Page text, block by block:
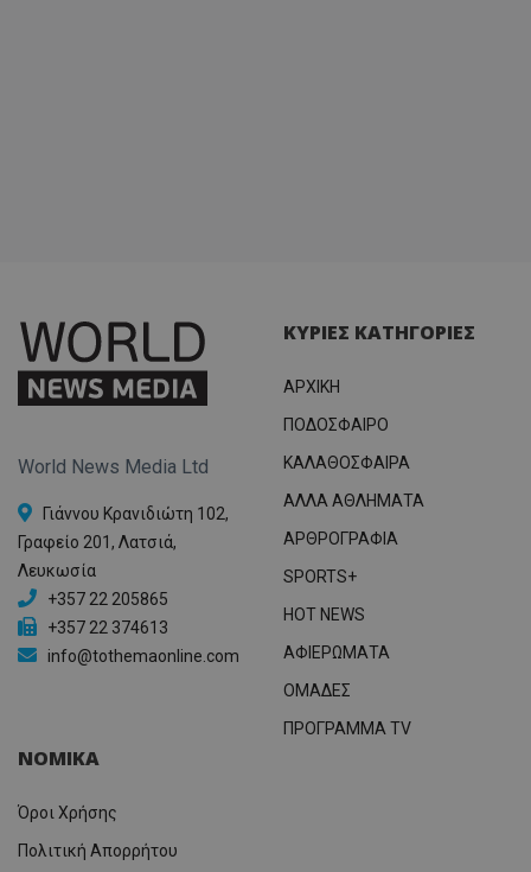
World News Media Ltd
Γιάννου Κρανιδιώτη 102,
Γραφείο 201, Λατσιά,
Λευκωσία
+357 22 205865
+357 22 374613
info@tothemaonline.com
ΚΥΡΙΕΣ ΚΑΤΗΓΟΡΙΕΣ
ΑΡΧΙΚΗ
ΠΟΔΟΣΦΑΙΡΟ
ΚΑΛΑΘΟΣΦΑΙΡΑ
ΑΛΛΑ ΑΘΛΗΜΑΤΑ
ΑΡΘΡΟΓΡΑΦΙΑ
SPORTS+
HOT NEWS
ΑΦΙΕΡΩΜΑΤΑ
ΟΜΑΔΕΣ
ΠΡΟΓΡΑΜΜΑ TV
ΝΟΜΙΚΑ
Όροι Χρήσης
Πολιτική Απορρήτου